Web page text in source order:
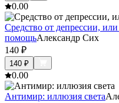
0.00
Средство от депрессии,
помощьАлександр Сих
140 ₽
140 ₽
0.00
Антимир: иллюзия света